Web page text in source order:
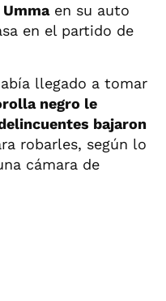
Ummaen su auto
en el partido de
llegado a tomar
negro le
bajaron
robarles, según lo
cámara de